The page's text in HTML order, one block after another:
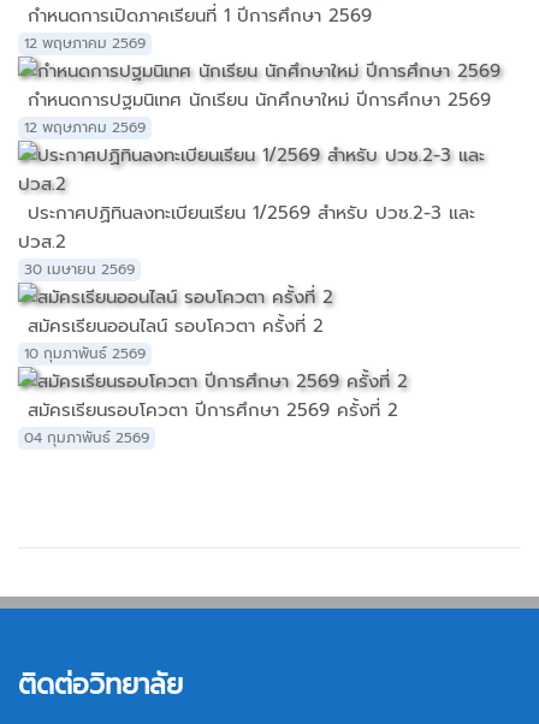
กำหนดการเปิดภาคเรียนที่ 1 ปีการศึกษา 2569
12 พฤษภาคม 2569
กำหนดการปฐมนิเทศ นักเรียน นักศึกษาใหม่ ปีการศึกษา 2569
12 พฤษภาคม 2569
ประกาศปฏิทินลงทะเบียนเรียน 1/2569 สำหรับ ปวช.2-3 และ
ปวส.2
30 เมษายน 2569
สมัครเรียนออนไลน์ รอบโควตา ครั้งที่ 2
10 กุมภาพันธ์ 2569
สมัครเรียนรอบโควตา ปีการศึกษา 2569 ครั้งที่ 2
04 กุมภาพันธ์ 2569
ติดต่อวิทยาลัย